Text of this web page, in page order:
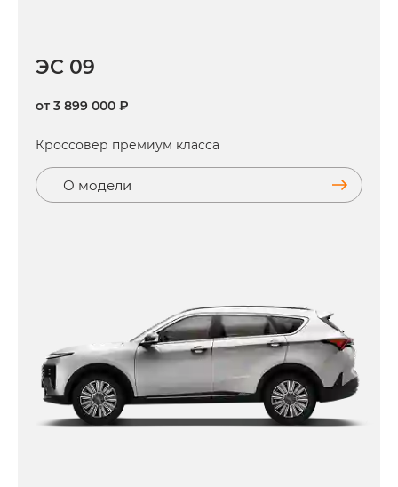
ЭC 09
от 3 899 000 ₽
Кроссовер премиум класса
О модели